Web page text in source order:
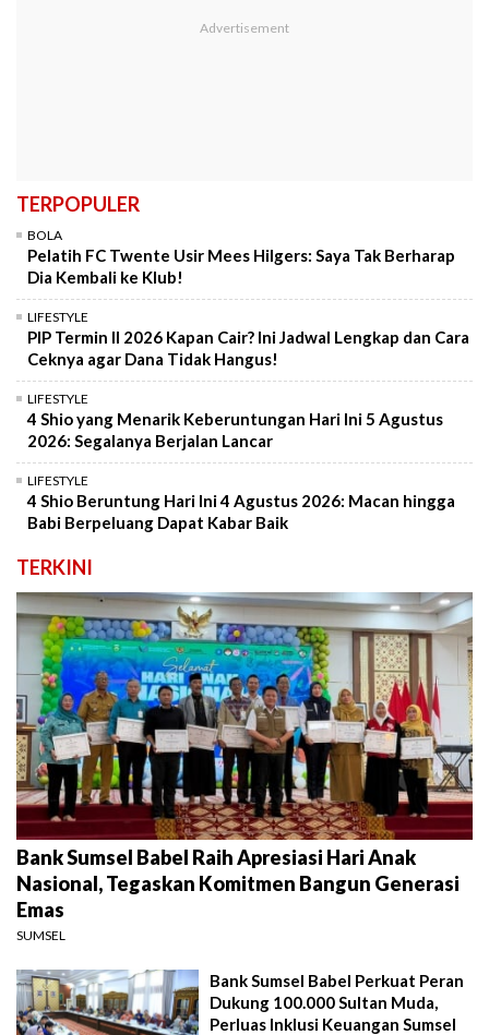
TERPOPULER
BOLA
Pelatih FC Twente Usir Mees Hilgers: Saya Tak Berharap
Dia Kembali ke Klub!
LIFESTYLE
PIP Termin II 2026 Kapan Cair? Ini Jadwal Lengkap dan Cara
Ceknya agar Dana Tidak Hangus!
LIFESTYLE
4 Shio yang Menarik Keberuntungan Hari Ini 5 Agustus
2026: Segalanya Berjalan Lancar
LIFESTYLE
4 Shio Beruntung Hari Ini 4 Agustus 2026: Macan hingga
Babi Berpeluang Dapat Kabar Baik
TERKINI
Bank Sumsel Babel Raih Apresiasi Hari Anak
Nasional, Tegaskan Komitmen Bangun Generasi
Emas
SUMSEL
Bank Sumsel Babel Perkuat Peran
Dukung 100.000 Sultan Muda,
Perluas Inklusi Keuangan Sumsel